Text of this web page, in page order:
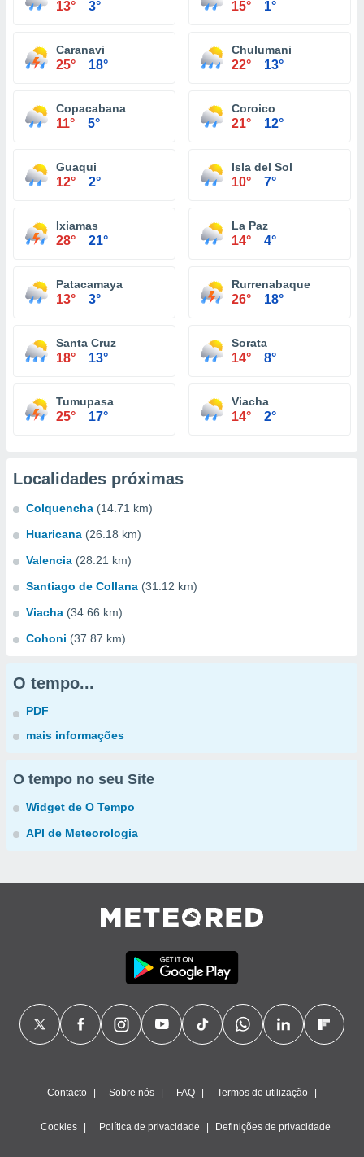
13° 3° 15° 1°
Caranavi
25° 18°
Chulumani
22° 13°
Copacabana
11° 5°
Coroico
21° 12°
Guaqui
12° 2°
Isla del Sol
10° 7°
Ixiamas
28° 21°
La Paz
14° 4°
Patacamaya
13° 3°
Rurrenabaque
26° 18°
Santa Cruz
18° 13°
Sorata
14° 8°
Tumupasa
25° 17°
Viacha
14° 2°
Localidades próximas
Colquencha (14.71 km)
Huaricana (26.18 km)
Valencia (28.21 km)
Santiago de Collana (31.12 km)
Viacha (34.66 km)
Cohoni (37.87 km)
O tempo...
PDF
mais informações
O tempo no seu Site
Widget de O Tempo
API de Meteorologia
Contacto Sobre nós FAQ Termos de utilização
Cookies Política de privacidade Definições de privacidade